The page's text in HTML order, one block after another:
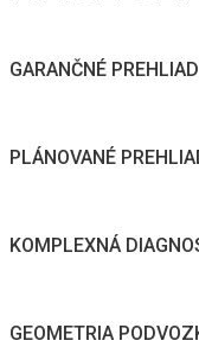
GARANČNÉ
PLÁNOVANÉ
KOMPLEXNÁ
GEOMETRIA